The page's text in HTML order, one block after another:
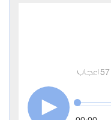
57 اعجاب